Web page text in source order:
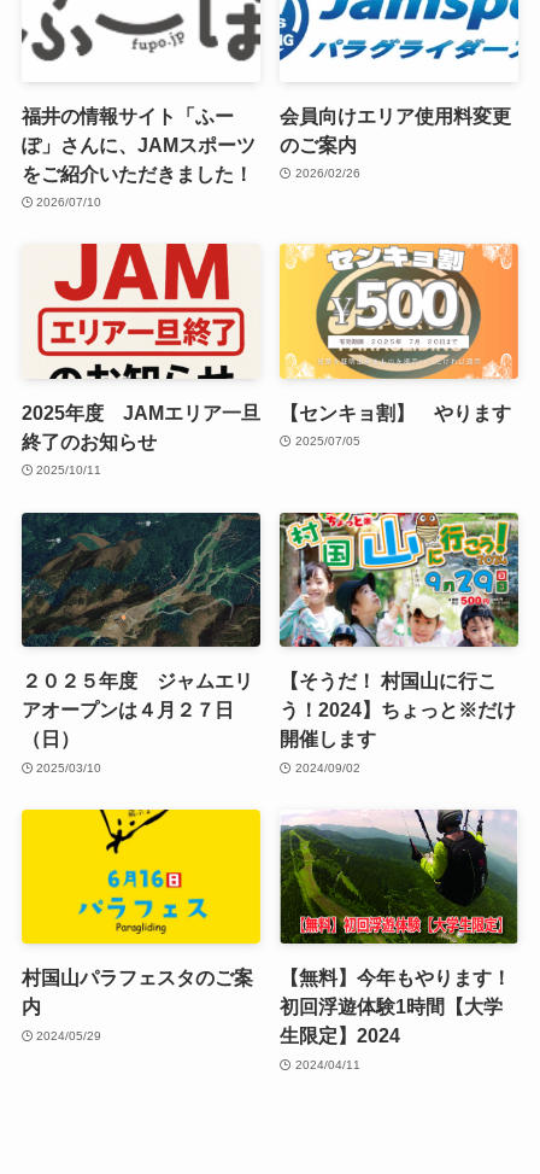
福井の情報サイト「ふー
ぽ」さんに、JAMスポーツ
をご紹介いただきました！
2026/07/10
会員向けエリア使用料変更
のご案内
2026/02/26
2025年度 JAMエリア一旦
終了のお知らせ
2025/10/11
【センキョ割】 やります
2025/07/05
２０２５年度 ジャムエリ
アオープンは４月２７日
（日）
2025/03/10
【そうだ！ 村国山に行こ
う！2024】ちょっと※だけ
開催します
2024/09/02
村国山パラフェスタのご案
内
2024/05/29
【無料】今年もやります！
初回浮遊体験1時間【大学
生限定】2024
2024/04/11